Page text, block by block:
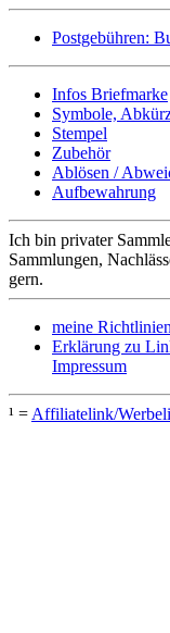
Postgebühren:
Infos Briefmarke
Symbole,
Stempel
Zubehör
Ablösen /
Aufbewahrung
Ich bin privater
Sammlungen,
gern.
meine Richtlinien
Erklärung zu
Impressum
¹ = Affiliatelink/